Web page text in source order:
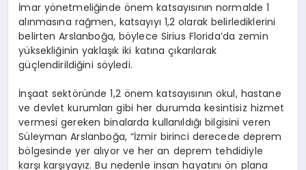
İmar yönetmeliğinde önem katsayısının normalde 1
alınmasına rağmen, katsayıyı 1,2 olarak belirlediklerini
belirten Arslanboğa, böylece Sirius Florida’da zemin
yüksekliğinin yaklaşık iki katına çıkarılarak
güçlendirildiğini söyledi.
İnşaat sektöründe 1,2 önem katsayısının okul, hastane
ve devlet kurumları gibi her durumda kesintisiz hizmet
vermesi gereken binalarda kullanıldığı bilgisini veren
Süleyman Arslanboğa, “İzmir birinci derecede deprem
bölgesinde yer alıyor ve her an deprem tehdidiyle
karşı karşıyayız. Bu nedenle insan hayatını ön plana